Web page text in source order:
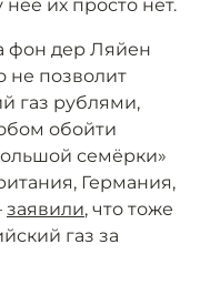
их просто нет.
фон дер Ляйен
не позволит
газ рублями,
обойти
семёрки»
Германия,
заявили, что тоже
газ за